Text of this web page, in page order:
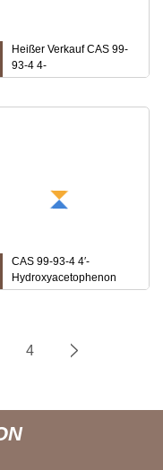
Heißer Verkauf CAS 99-
93-4 4-
Hydroxyacetophenon
CAS 99-93-4 4′-
Hydroxyacetophenon
Großhandel 99 % auf
4